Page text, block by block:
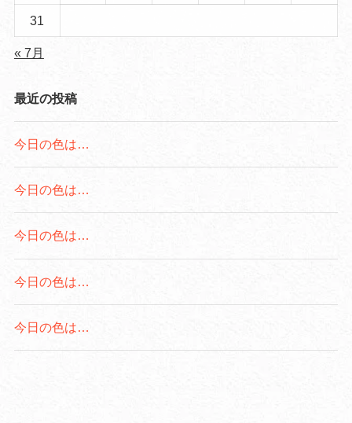
31
« 7月
最近の投稿
今日の色は…
今日の色は…
今日の色は…
今日の色は…
今日の色は…